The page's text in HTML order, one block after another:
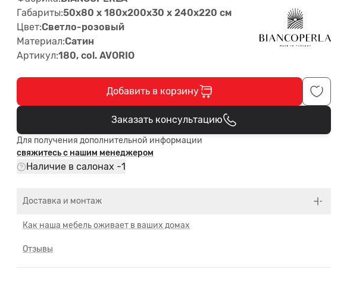
Габариты:50x80 x 180x200x30 x 240x220 см
Цвет:Светло-розовый
Материал:Сатин
Артикул:180, col. AVORIO
Добавить в корзину
В корзине
Заказать консультацию
Для получения дополнительной информации
свяжитесь с нашим менеджером
Наличие в салонах -1
Доставка и монтаж
Как наша мебель оживает в ваших домах
Отзывы